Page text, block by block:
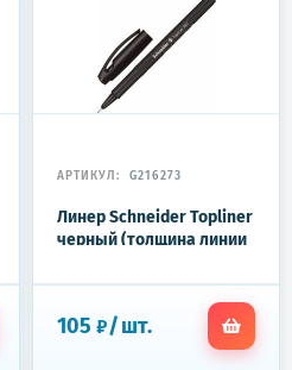
АРТИКУЛ: G216273
Линер Schneider Topliner
черный (толщина линии
105 ₽/шт.